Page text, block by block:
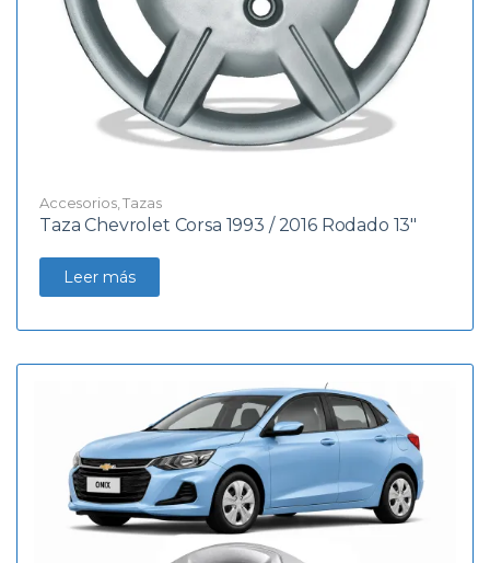
Accesorios,Tazas
Taza Chevrolet Corsa 1993 / 2016 Rodado 13″
Leer más